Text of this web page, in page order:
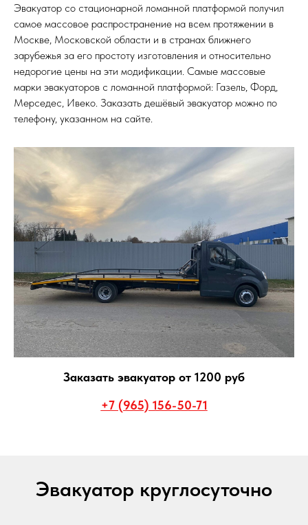
Эвакуатор со стационарной ломанной платформой получил
самое массовое распространение на всем протяжении в
Москве, Московской области и в странах ближнего
зарубежья за его простоту изготовления и относительно
недорогие цены на эти модификации. Самые массовые
марки эвакуаторов с ломанной платформой: Газель, Форд,
Мерседес, Ивеко. Заказать дешёвый эвакуатор можно по
телефону, указанном на сайте.
Заказать эвакуатор от 1200 руб
+7 (965) 156-50-71
Эвакуатор круглосуточно